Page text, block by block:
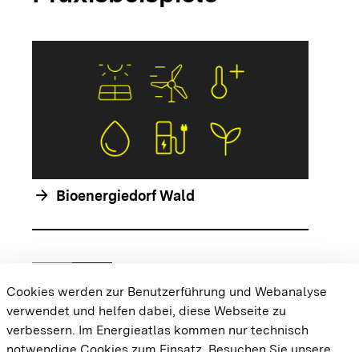
arrow_forward Bioenergiedorf Wald
Zur vorhergehenden Folie springen
chevron_rightZur nächsten Folie springen
{{#displayPraxisbeispielMap}} {{{body}}}
{{/displayPraxisbeispielMap}}
Cookies werden zur Benutzerführung und Webanalyse
verwendet und helfen dabei, diese Webseite zu
verbessern. Im Energieatlas kommen nur technisch